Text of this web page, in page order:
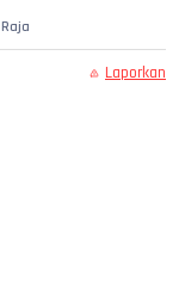
Laporkan